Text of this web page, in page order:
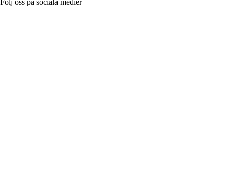
Följ oss på sociala medier